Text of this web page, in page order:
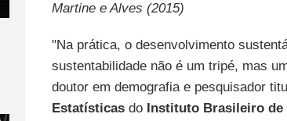
Martine e Alves (2015)
"Na prática, o desenvolvimento
sustentabilidade não é um tripé, mas
doutor em demografia e pesquisador
Estatísticasdo Instituto Brasileiro de